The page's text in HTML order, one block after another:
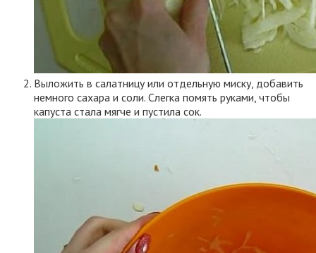
Выложить в салатницу или отдельную миску, добавить
немного сахара и соли. Слегка помять руками, чтобы
капуста стала мягче и пустила сок.